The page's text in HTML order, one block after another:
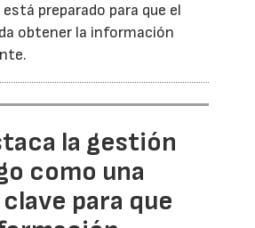
preparado para que el
obtener la información
la gestión
como una
para que